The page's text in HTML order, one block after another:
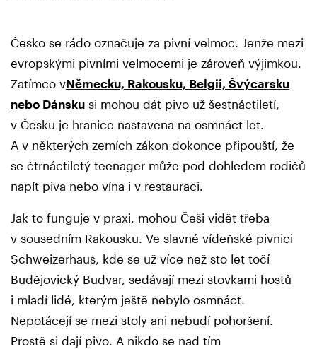
Česko se rádo označuje za pivní velmoc. Jenže mezi
evropskými pivními velmocemi je zároveň výjimkou.
Zatímco vNěmecku, Rakousku, Belgii, Švýcarsku
nebo Dánsku si mohou dát pivo už šestnáctiletí,
v Česku je hranice nastavena na osmnáct let.
A v některých zemích zákon dokonce připouští, že
se čtrnáctiletý teenager může pod dohledem rodičů
napít piva nebo vína i v restauraci.
Jak to funguje v praxi, mohou Češi vidět třeba
v sousedním Rakousku. Ve slavné vídeňské pivnici
Schweizerhaus, kde se už více než sto let točí
Budějovický Budvar, sedávají mezi stovkami hostů
i mladí lidé, kterým ještě nebylo osmnáct.
Nepotácejí se mezi stoly ani nebudí pohoršení.
Prostě si dají pivo. A nikdo se nad tím